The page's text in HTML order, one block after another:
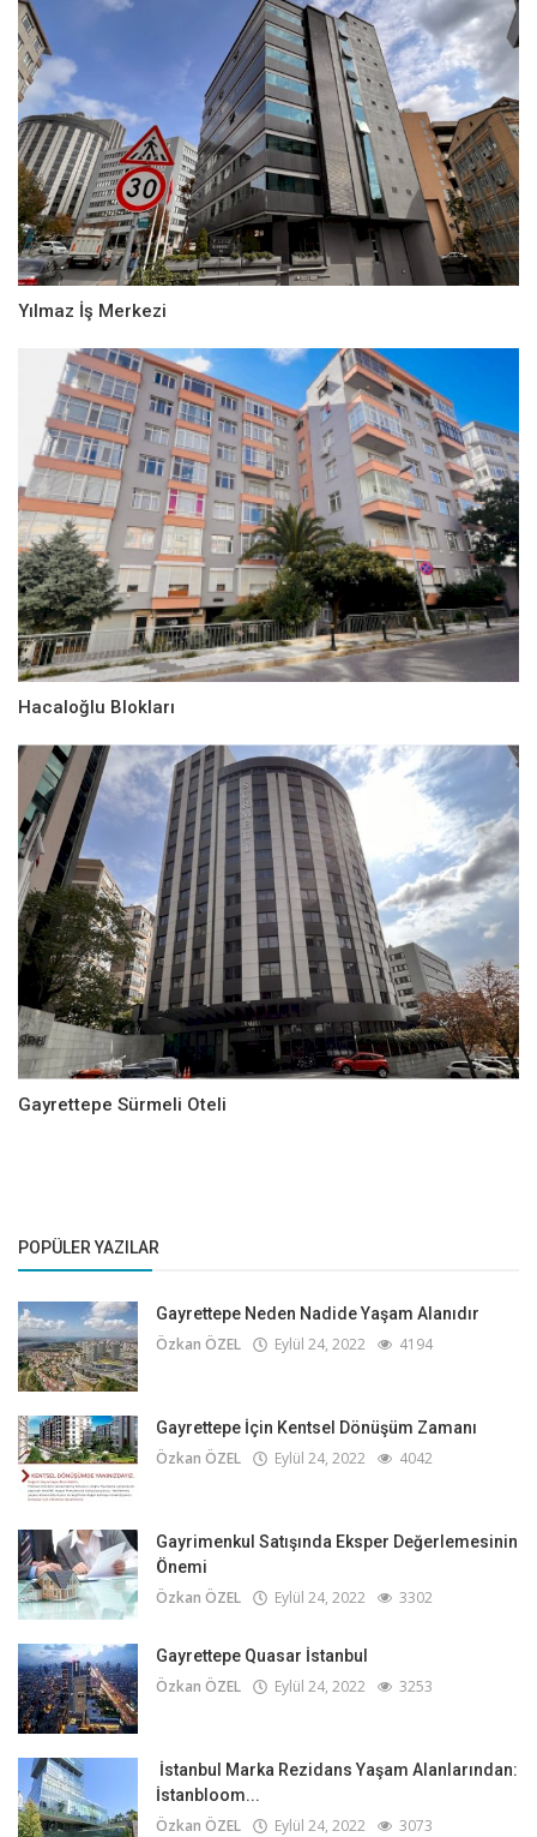
Yılmaz İş Merkezi
Hacaloğlu Blokları
Gayrettepe Sürmeli Oteli
POPÜLER YAZILAR
Gayrettepe Neden Nadide Yaşam Alanıdır
Özkan ÖZEL Eylül 24, 2022 4194
Gayrettepe İçin Kentsel Dönüşüm Zamanı
Özkan ÖZEL Eylül 24, 2022 4042
Gayrimenkul Satışında Eksper Değerlemesinin
Önemi
Özkan ÖZEL Eylül 24, 2022 3302
Gayrettepe Quasar İstanbul
Özkan ÖZEL Eylül 24, 2022 3253
İstanbul Marka Rezidans Yaşam Alanlarından:
İstanbloom...
Özkan ÖZEL Eylül 24, 2022 3073